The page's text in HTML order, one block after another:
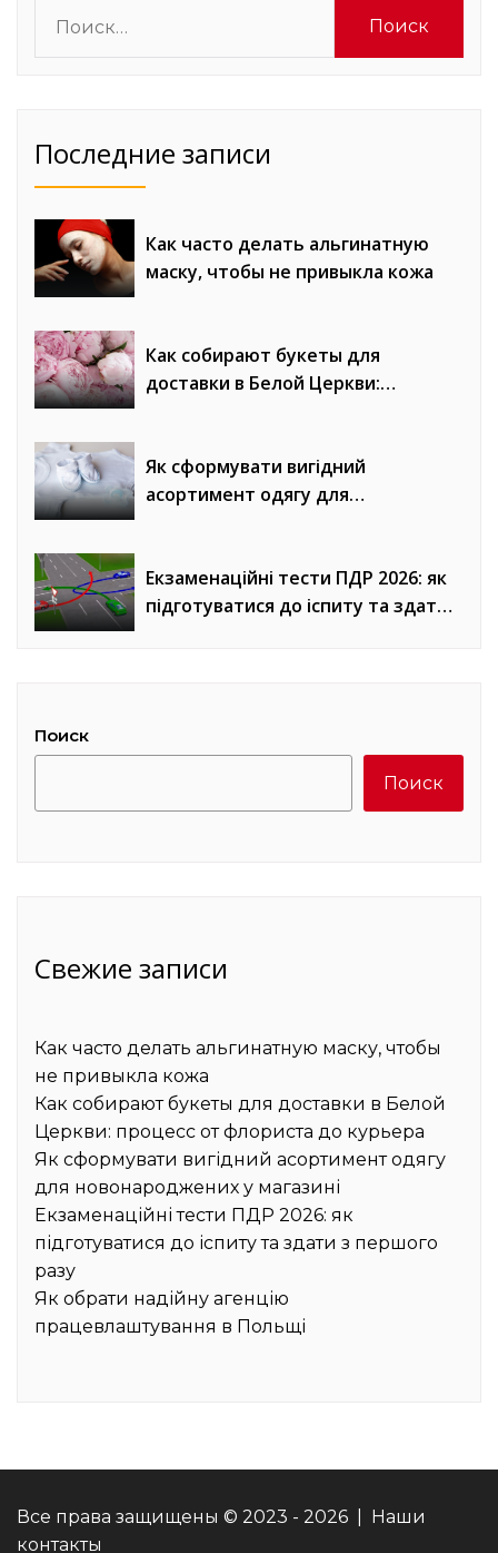
Последние записи
Как часто делать альгинатную
маску, чтобы не привыкла кожа
Как собирают букеты для
доставки в Белой Церкви:
Як сформувати вигідний
асортимент одягу для
Екзаменаційні тести ПДР 2026: як
підготуватися до іспиту та здати
Поиск
Поиск
Свежие записи
Как часто делать альгинатную маску, чтобы
не привыкла кожа
Как собирают букеты для доставки в Белой
Церкви: процесс от флориста до курьера
Як сформувати вигідний асортимент одягу
для новонароджених у магазині
Екзаменаційні тести ПДР 2026: як
підготуватися до іспиту та здати з першого
разу
Як обрати надійну агенцію
працевлаштування в Польщі
Все права защищены © 2023 - 2026 | Наши
контакты